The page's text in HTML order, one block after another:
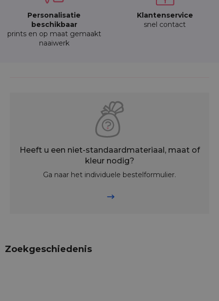
Personalisatie
beschikbaar
prints en op maat gemaakt
naaiwerk
Klantenservice
snel contact
Heeft u een niet-standaardmateriaal, maat of
kleur nodig?
Ga naar het individuele bestelformulier.
Zoekgeschiedenis